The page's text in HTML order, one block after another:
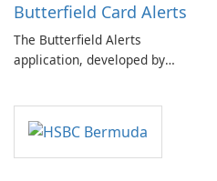
Butterfield Card Alerts
The Butterfield Alerts
application, developed by
their credit card activity.